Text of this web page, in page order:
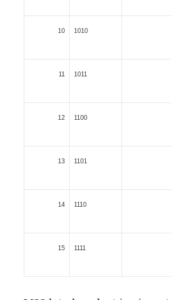
10 1010
11 1011
12 1100
13 1101
14 1110
15 1111